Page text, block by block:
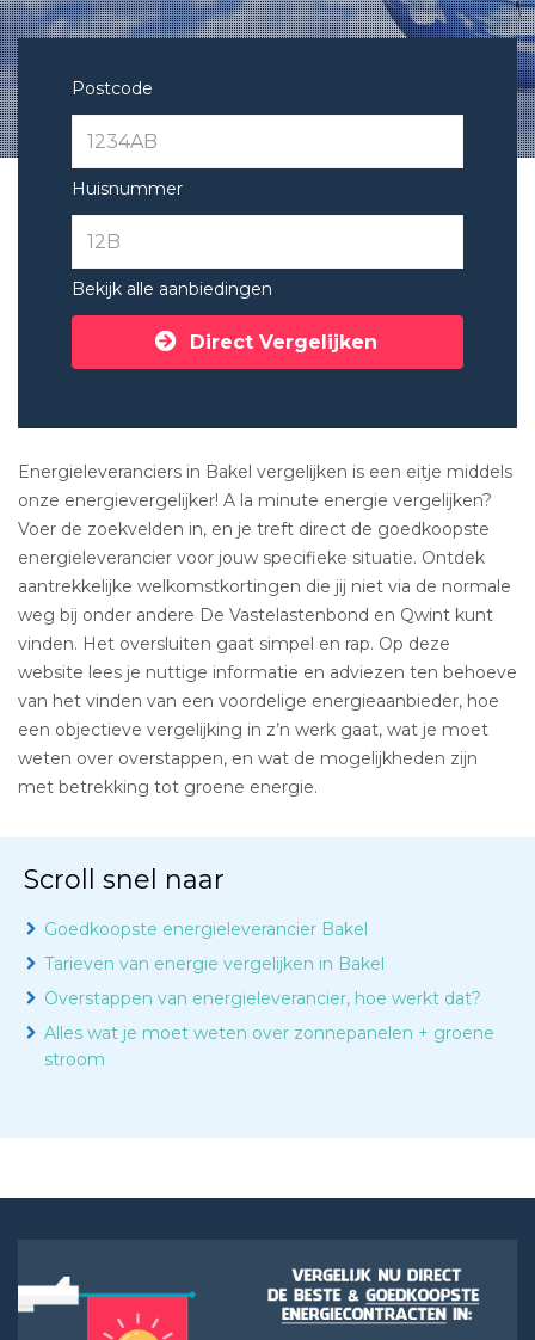
Postcode
Huisnummer
Bekijk alle aanbiedingen
Direct Vergelijken
Energieleveranciers in Bakel vergelijken is een eitje middels
onze energievergelijker! A la minute energie vergelijken?
Voer de zoekvelden in, en je treft direct de goedkoopste
energieleverancier voor jouw specifieke situatie. Ontdek
aantrekkelijke welkomstkortingen die jij niet via de normale
weg bij onder andere De Vastelastenbond en Qwint kunt
vinden. Het oversluiten gaat simpel en rap. Op deze
website lees je nuttige informatie en adviezen ten behoeve
van het vinden van een voordelige energieaanbieder, hoe
een objectieve vergelijking in z’n werk gaat, wat je moet
weten over overstappen, en wat de mogelijkheden zijn
met betrekking tot groene energie.
Scroll snel naar
Goedkoopste energieleverancier Bakel
Tarieven van energie vergelijken in Bakel
Overstappen van energieleverancier, hoe werkt dat?
Alles wat je moet weten over zonnepanelen + groene
stroom